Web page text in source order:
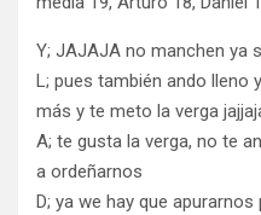
Y; JAJAJA no manchen ya
L; pues también ando lleno
más y te meto la verga
A; te gusta la verga, no te
a ordeñarnos
D; ya we hay que